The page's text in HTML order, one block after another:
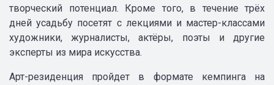
творческий потенциал. Кроме того, в течение трёх
дней усадьбу посетят с лекциями и мастер-классами
художники, журналисты, актёры, поэты и другие
эксперты из мира искусства.
Арт-резиденция пройдет в формате кемпинга на